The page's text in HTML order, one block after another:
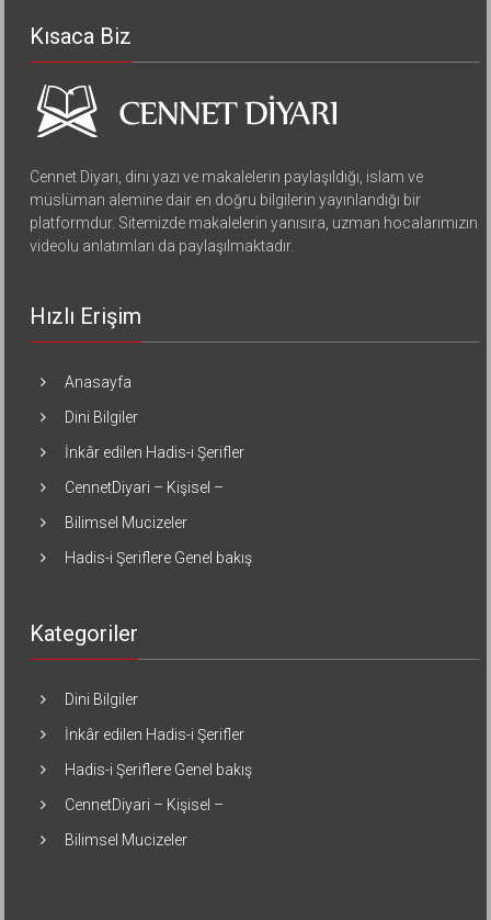
Kısaca Biz
Cennet Diyarı, dini yazı ve makalelerin paylaşıldığı, islam ve
müslüman alemine dair en doğru bilgilerin yayınlandığı bir
platformdur. Sitemizde makalelerin yanısıra, uzman hocalarımızın
videolu anlatımları da paylaşılmaktadır.
Hızlı Erişim
Anasayfa
Dini Bilgiler
İnkâr edilen Hadis-i Şerifler
CennetDiyari – Kişisel –
Bilimsel Mucizeler
Hadis-i Şeriflere Genel bakış
Kategoriler
Dini Bilgiler
İnkâr edilen Hadis-i Şerifler
Hadis-i Şeriflere Genel bakış
CennetDiyari – Kişisel –
Bilimsel Mucizeler